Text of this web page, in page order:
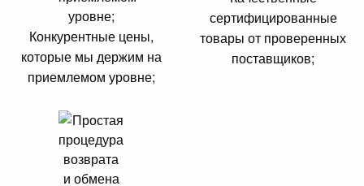
Конкурентные цены,
которые мы держим на
приемлемом уровне;
сертифицированные
товары от проверенных
поставщиков;